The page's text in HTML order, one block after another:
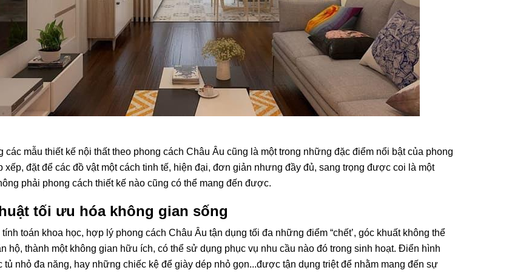
các mẫu thiết kế nội thất theo phong cách Châu Âu cũng là một trong những đặc điểm nổi bật của phong
xếp, đặt để các đồ vật một cách tinh tế, hiện đại, đơn giản nhưng đầy đủ, sang trọng được coi là một
phải phong cách thiết kế nào cũng có thể mang đến được.
tối ưu hóa không gian sống
toán khoa học, hợp lý phong cách Châu Âu tận dụng tối đa những điểm “chết’, góc khuất không thể
hộ, thành một không gian hữu ích, có thể sử dụng phục vụ nhu cầu nào đó trong sinh hoạt. Điển hình
tủ nhỏ đa năng, hay những chiếc kệ để giày dép nhỏ gọn...được tận dụng triệt để nhằm mang đến sự